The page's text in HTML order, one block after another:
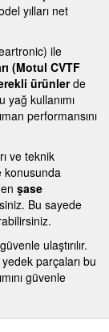
yılları net
ile
(Motul CVTF
ürünlerde
kullanımı
performansını
ve teknik
konusunda
şase
Bu sayede
ulaştırılır.
parçaları bu
güvenle